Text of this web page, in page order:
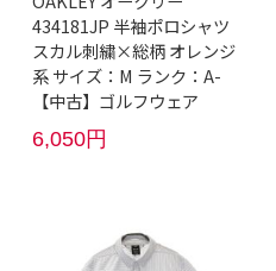
434181JP 半袖ポロシャツ
スカル刺繍×総柄 オレンジ
系 サイズ：M ランク：A-
【中古】ゴルフウェア
6,050円